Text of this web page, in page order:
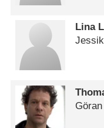
Lina
Göran